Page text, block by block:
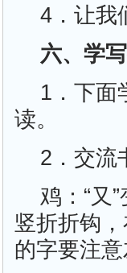
4．让我
六、学
1．下面
读。
2．交流
鸡：“又
竖折折钩
的字要注意